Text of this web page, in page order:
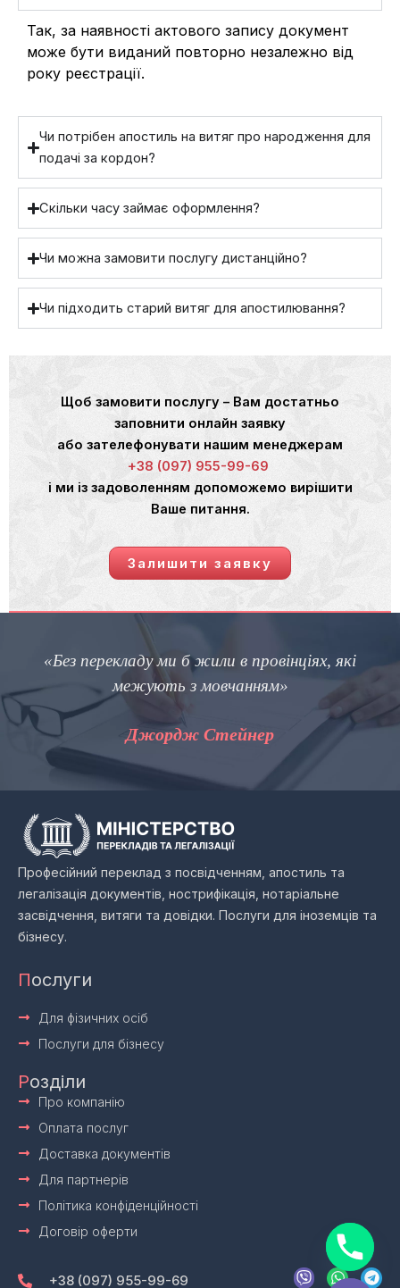
Так, за наявності актового запису документ
може бути виданий повторно незалежно від
року реєстрації.
Чи потрібен апостиль на витяг про народження для
подачі за кордон?
Скільки часу займає оформлення?
Чи можна замовити послугу дистанційно?
Чи підходить старий витяг для апостилювання?
Щоб замовити послугу – Вам достатньо
заповнити онлайн заявку
або зателефонувати нашим менеджерам
+38 (097) 955-99-69
і ми із задоволенням допоможемо вирішити
Ваше питання.
Залишити заявку
«Без перекладу ми б жили в провінціях, які
межують з мовчанням»
Джордж Стейнер
Професійний переклад з посвідченням, апостиль та
легалізація документів, нострифікація, нотаріальне
засвідчення, витяги та довідки. Послуги для іноземців та
бізнесу.
Послуги
Для фізичних осіб
Послуги для бізнесу
Розділи
Про компанію
Оплата послуг
Доставка документів
Для партнерів
Політика конфіденційності
Договір оферти
+38 (097) 955-99-69
V
i
W
h
T
e